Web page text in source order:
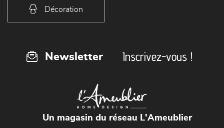
Décoration
Newsletter Inscrivez-vous !
Un magasin du réseau L'Ameublier